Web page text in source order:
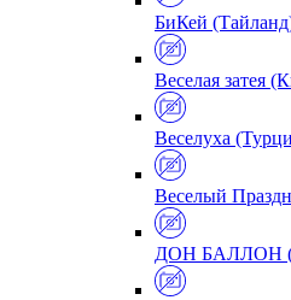
БиКей
Веселая затея
Веселуха
Веселый
ДОН БАЛЛОН